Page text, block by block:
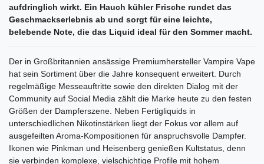
aufdringlich wirkt. Ein Hauch kühler Frische rundet das
Geschmackserlebnis ab und sorgt für eine leichte,
belebende Note, die das Liquid ideal für den Sommer macht.
Der in Großbritannien ansässige Premiumhersteller Vampire Vape
hat sein Sortiment über die Jahre konsequent erweitert. Durch
regelmäßige Messeauftritte sowie den direkten Dialog mit der
Community auf Social Media zählt die Marke heute zu den festen
Größen der Dampferszene. Neben Fertigliquids in
unterschiedlichen Nikotinstärken liegt der Fokus vor allem auf
ausgefeilten Aroma-Kompositionen für anspruchsvolle Dampfer.
Ikonen wie Pinkman und Heisenberg genießen Kultstatus, denn
sie verbinden komplexe, vielschichtige Profile mit hohem